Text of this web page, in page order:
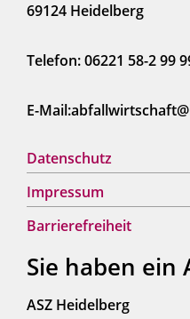
69124 Heidelberg
Telefon: 06221 58-2 99
E-
Datenschutz
Impressum
Barrierefreiheit
Sie haben ein
ASZ Heidelberg